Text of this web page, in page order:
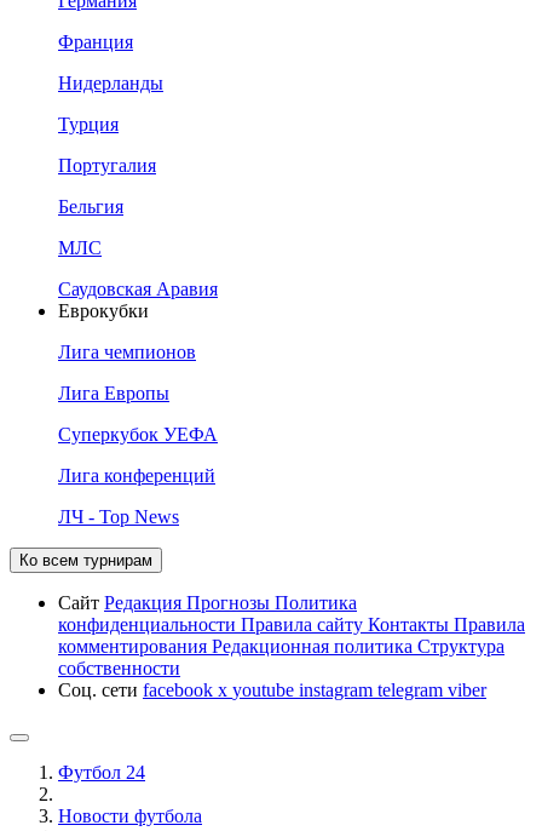
Франция
Нидерланды
Турция
Португалия
Бельгия
МЛС
Саудовская Аравия
Еврокубки
Лига чемпионов
Лига Европы
Суперкубок УЕФА
Лига конференций
ЛЧ - Top News
Ко всем турнирам
Сайт Редакция Прогнозы Политика
конфиденциальности Правила сайту Контакты Правила
комментирования Редакционная политика Структура
собственности
Соц. сети facebook x youtube instagram telegram viber
Футбол 24
Новости футбола